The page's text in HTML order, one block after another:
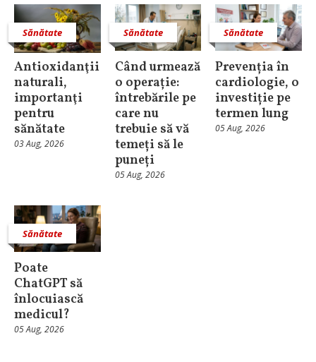
Sănătate
Antioxidanţii
naturali,
importanţi
pentru
sănătate
03 Aug, 2026
Sănătate
Când urmează
o operație:
întrebările pe
care nu
trebuie să vă
temeți să le
puneți
05 Aug, 2026
Sănătate
Prevenția în
cardiologie, o
investiție pe
termen lung
05 Aug, 2026
Sănătate
Poate
ChatGPT să
înlocuiască
medicul?
05 Aug, 2026